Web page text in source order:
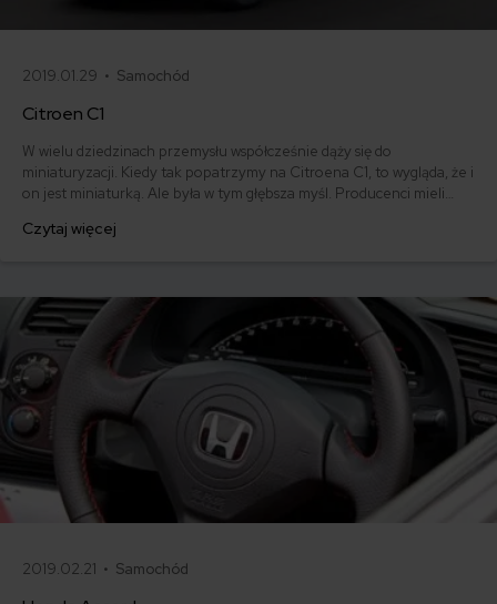
2019.01.29 • Samochód
Citroen C1
W wielu dziedzinach przemysłu współcześnie dąży się do
miniaturyzacji. Kiedy tak popatrzymy na Citroena C1, to wygląda, że i
on jest miniaturką. Ale była w tym głębsza myśl. Producenci mieli
więc pokochają też małe auta. I to był strzał w dziesiątkę, ponieważ
Czytaj więcej
2019.02.21 • Samochód